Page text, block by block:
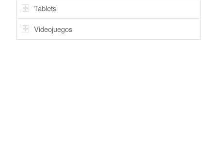
Tablets
Videojuegos